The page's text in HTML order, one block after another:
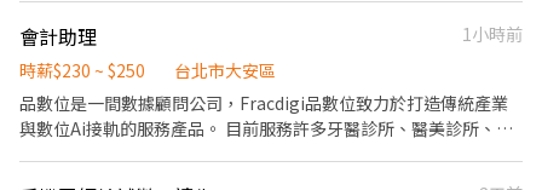
儀、餐飲相關專業技能，並能接觸店舖經營管理。 ▪展店計畫涵蓋
全台灣，目標成為台灣第一迴轉壽司品牌。 ▪傾聽員工訴求，共同
會計助理
1小時前
時薪$230 ~ $250
台北市大安區
品數位是一間數據顧問公司，Fracdigi品數位致力於打造傳統產業
與數位Ai接軌的服務產品。 目前服務許多牙醫診所、醫美診所、傳